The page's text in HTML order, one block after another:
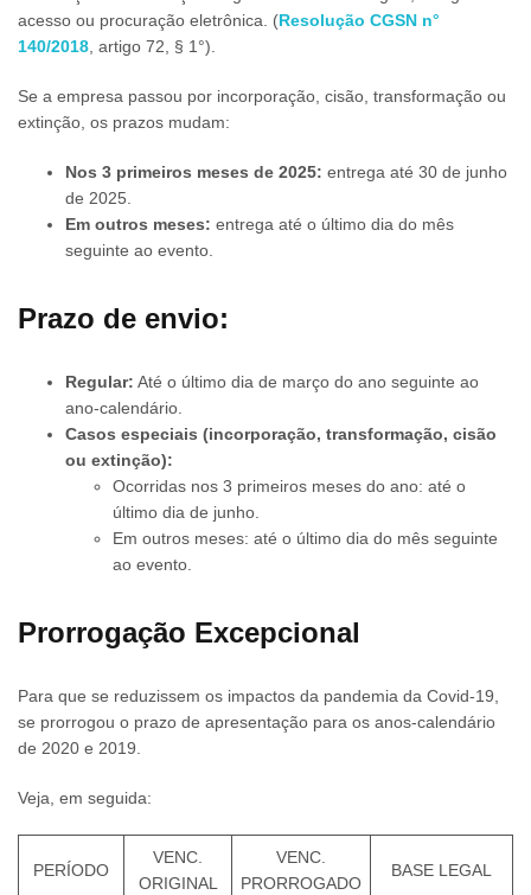
acesso ou procuração eletrônica. (Resolução CGSN n°
140/2018, artigo 72, § 1°).
Se a empresa passou por incorporação, cisão, transformação ou
extinção, os prazos mudam:
Nos 3 primeiros meses de 2025: entrega até 30 de junho
de 2025.
Em outros meses: entrega até o último dia do mês
seguinte ao evento.
Prazo de envio:
Regular: Até o último dia de março do ano seguinte ao
ano-calendário.
Casos especiais (incorporação, transformação, cisão
ou extinção):
Ocorridas nos 3 primeiros meses do ano: até o
último dia de junho.
Em outros meses: até o último dia do mês seguinte
ao evento.
Prorrogação Excepcional
Para que se reduzissem os impactos da pandemia da Covid-19,
se prorrogou o prazo de apresentação para os anos-calendário
de 2020 e 2019.
Veja, em seguida:
PERÍODO
VENC.
ORIGINAL
VENC.
PRORROGADO
BASE LEGAL